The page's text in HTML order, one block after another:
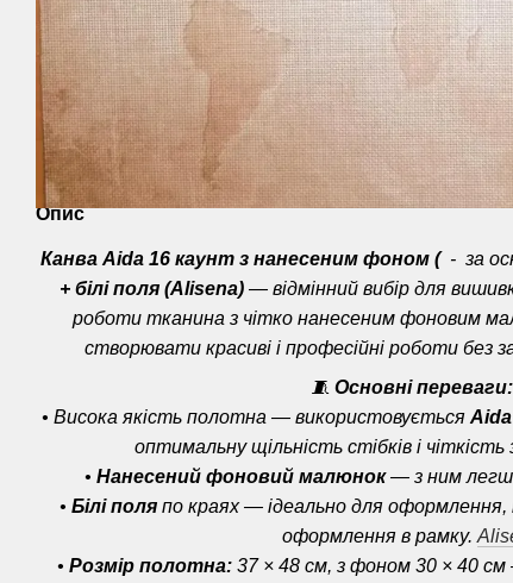
Опис
Канва Aida 16 каунт з нанесеним фоном (- за
+ білі поля (Alisena) — відмінний вибір для
роботи тканина з чітко нанесеним фоновим
створювати красиві і професійні роботи без
🧵 Основні переваги:
• Висока якість полотна — використовується
оптимальну щільність стібків і
• Нанесений фоновий малюнок— з ним
• Білі поля по краях — ідеально для оформлення,
оформлення в рамку.
• Розмір полотна: 37 × 48 см, з фоном 30 × 40